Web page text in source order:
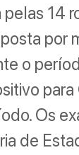
14
por
o
Os
de